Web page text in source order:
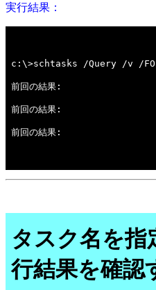
実行結果：
タスク名を指
行結果を確認